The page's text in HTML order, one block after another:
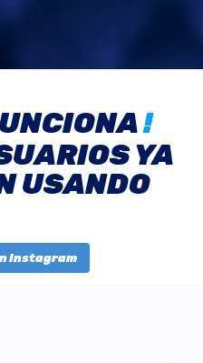
!
YA
USANDO
Instagram